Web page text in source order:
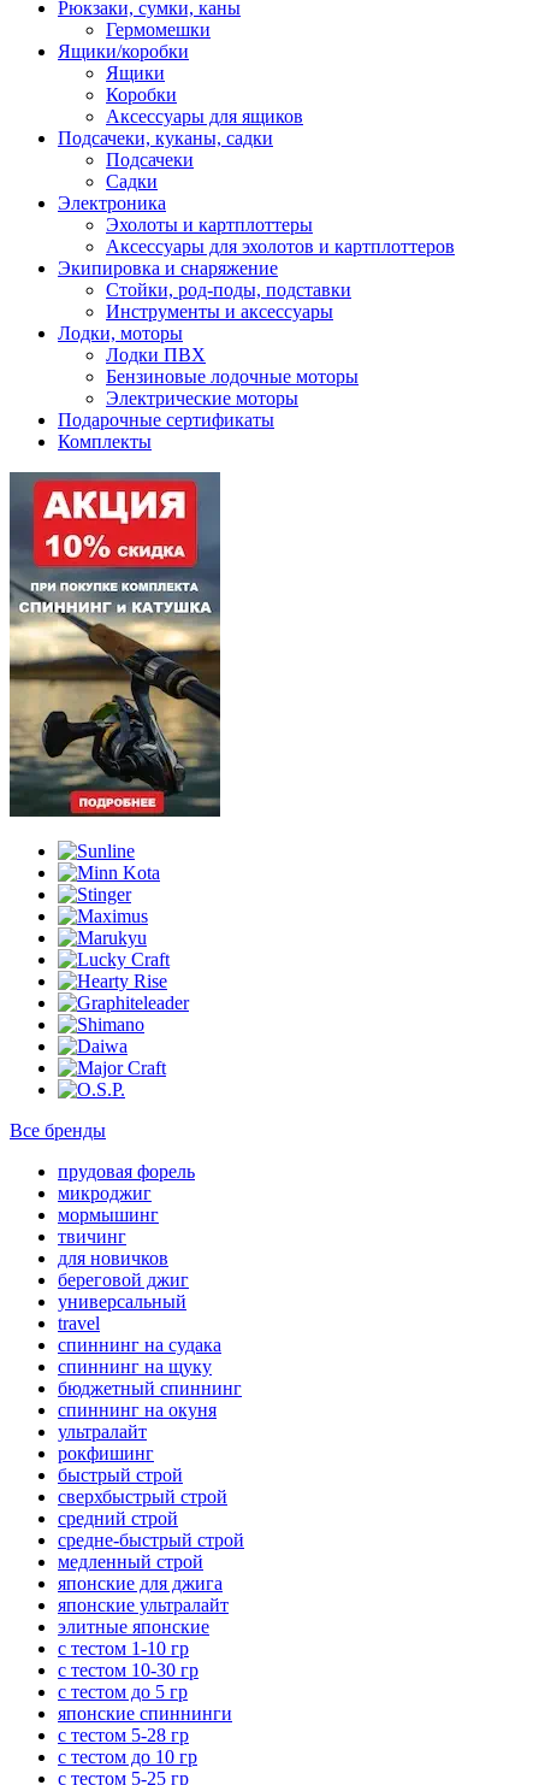
Рюкзаки, сумки, каны
Гермомешки
Ящики/коробки
Ящики
Коробки
Аксессуары для ящиков
Подсачеки, куканы, садки
Подсачеки
Садки
Электроника
Эхолоты и картплоттеры
Аксессуары для эхолотов и картплоттеров
Экипировка и снаряжение
Стойки, род-поды, подставки
Инструменты и аксессуары
Лодки, моторы
Лодки ПВХ
Бензиновые лодочные моторы
Электрические моторы
Подарочные сертификаты
Комплекты
Все бренды
прудовая форель
микроджиг
мормышинг
твичинг
для новичков
береговой джиг
универсальный
travel
спиннинг на судака
спиннинг на щуку
бюджетный спиннинг
спиннинг на окуня
ультралайт
рокфишинг
быстрый строй
сверхбыстрый строй
средний строй
средне-быстрый строй
медленный строй
японские для джига
японские ультралайт
элитные японские
с тестом 1-10 гр
с тестом 10-30 гр
с тестом до 5 гр
японские спиннинги
с тестом 5-28 гр
с тестом до 10 гр
с тестом 5-25 гр